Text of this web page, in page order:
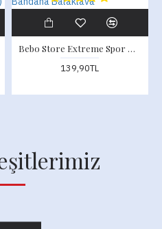
Bebo Store Extreme Spor Motor ve Bisiklet Kullananlara Özel Desenli Buff Boyunluk Bandana Balaklava
139,90TL